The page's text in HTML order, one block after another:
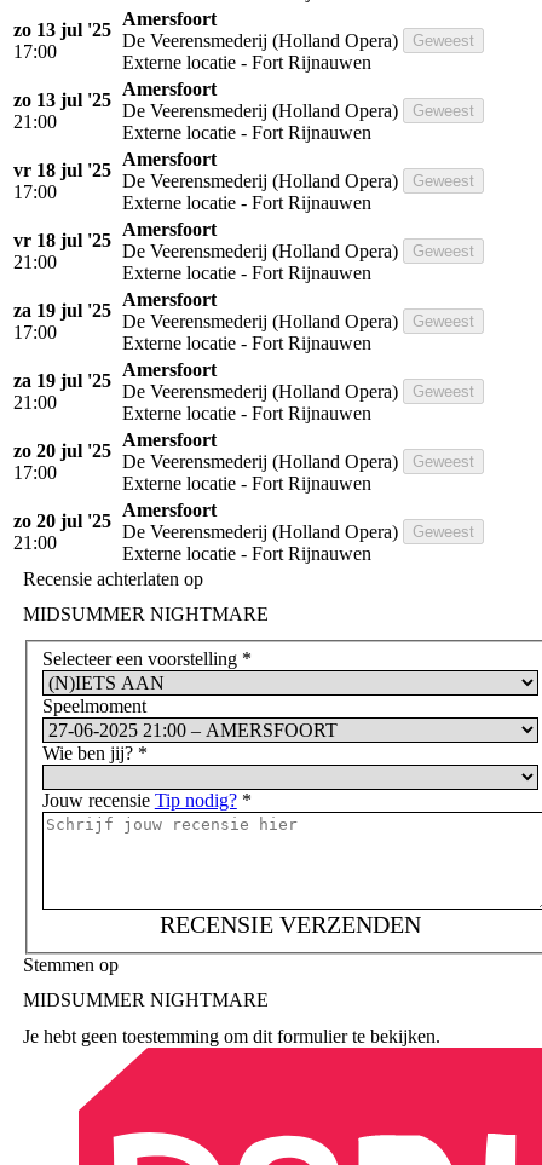
zo 13 jul '25
17:00
Amersfoort
De Veerensmederij (Holland Opera)
Externe locatie - Fort Rijnauwen
Geweest
zo 13 jul '25
21:00
Amersfoort
De Veerensmederij (Holland Opera)
Externe locatie - Fort Rijnauwen
Geweest
vr 18 jul '25
17:00
Amersfoort
De Veerensmederij (Holland Opera)
Externe locatie - Fort Rijnauwen
Geweest
vr 18 jul '25
21:00
Amersfoort
De Veerensmederij (Holland Opera)
Externe locatie - Fort Rijnauwen
Geweest
za 19 jul '25
17:00
Amersfoort
De Veerensmederij (Holland Opera)
Externe locatie - Fort Rijnauwen
Geweest
za 19 jul '25
21:00
Amersfoort
De Veerensmederij (Holland Opera)
Externe locatie - Fort Rijnauwen
Geweest
zo 20 jul '25
17:00
Amersfoort
De Veerensmederij (Holland Opera)
Externe locatie - Fort Rijnauwen
Geweest
zo 20 jul '25
21:00
Amersfoort
De Veerensmederij (Holland Opera)
Externe locatie - Fort Rijnauwen
Geweest
Recensie achterlaten op
MIDSUMMER NIGHTMARE
Selecteer een voorstelling *
Speelmoment
Wie ben jij? *
Jouw recensie Tip nodig? *
RECENSIE VERZENDEN
Stemmen op
MIDSUMMER NIGHTMARE
Je hebt geen toestemming om dit formulier te bekijken.